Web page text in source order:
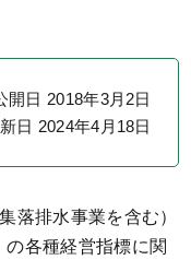
開日 2018年3月2日
日 2024年4月18日
落排水事業を含む）
各種経営指標に関